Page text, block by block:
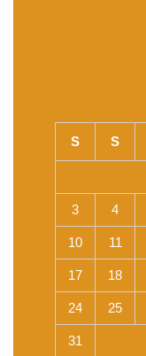
S S
3 4
10 11
17 18
24 25
31